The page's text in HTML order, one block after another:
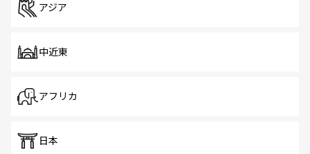
アジア
中近東
アフリカ
日本